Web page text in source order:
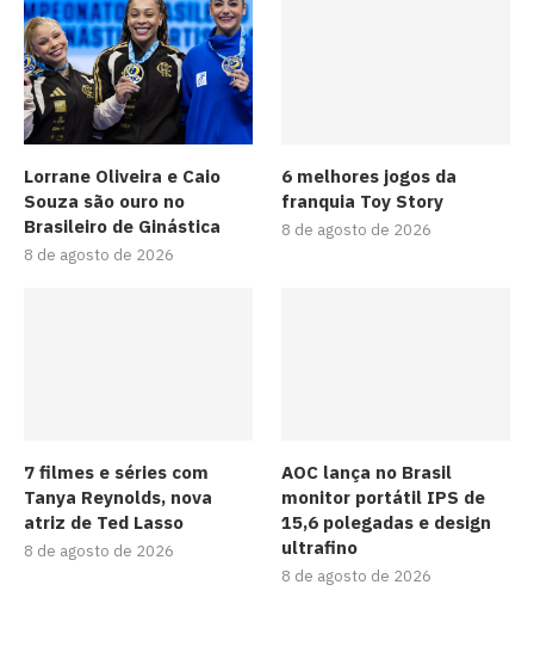
Lorrane Oliveira e Caio
Souza são ouro no
Brasileiro de Ginástica
8 de agosto de 2026
6 melhores jogos da
franquia Toy Story
8 de agosto de 2026
7 filmes e séries com
Tanya Reynolds, nova
atriz de Ted Lasso
8 de agosto de 2026
AOC lança no Brasil
monitor portátil IPS de
15,6 polegadas e design
ultrafino
8 de agosto de 2026